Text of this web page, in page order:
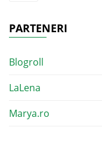
PARTENERI
Blogroll
LaLena
Marya.ro